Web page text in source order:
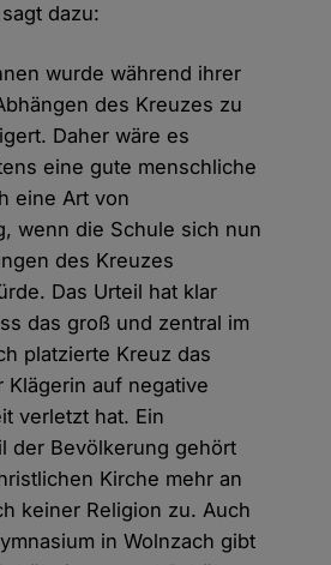
dazu:
wurde während ihrer
des Kreuzes zu
Daher wäre es
eine gute menschliche
eine Art von
wenn die Schule sich nun
des Kreuzes
Das Urteil hat klar
das groß und zentral im
platzierte Kreuz das
Klägerin auf negative
verletzt hat. Ein
der Bevölkerung gehört
Kirche mehr an
keiner Religion zu. Auch
in Wolnzach gibt